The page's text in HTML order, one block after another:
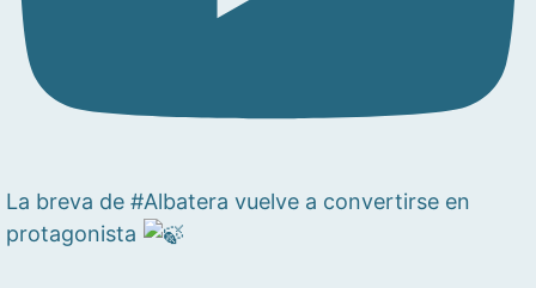
La breva de #Albatera vuelve a convertirse en
protagonista